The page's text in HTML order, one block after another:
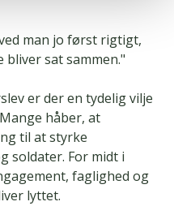
man jo først rigtigt,
bliver sat sammen."
er der en tydelig vilje
håber, at
til at styrke
soldater. For midt i
faglighed og
lyttet.